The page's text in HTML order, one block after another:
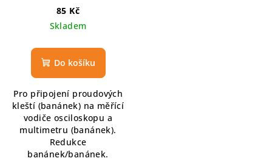
85 Kč
Skladem
Do košíku
Pro připojení proudových
kleští (banánek) na měřící
vodiče osciloskopu a
multimetru (banánek).
Redukce
banánek/banánek.